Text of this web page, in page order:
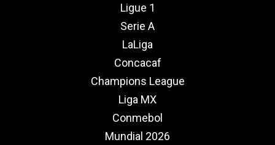
Ligue 1
Serie A
LaLiga
Concacaf
Champions League
Liga MX
Conmebol
Mundial 2026